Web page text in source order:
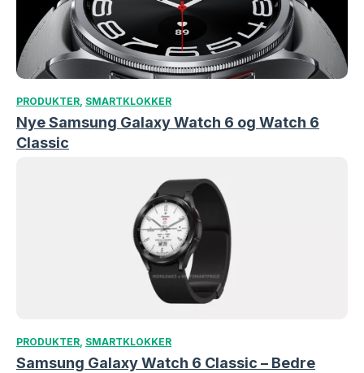
PRODUKTER, SMARTKLOKKER
Nye Samsung Galaxy Watch 6 og Watch 6
Classic
PRODUKTER, SMARTKLOKKER
Samsung Galaxy Watch 6 Classic – Bedre